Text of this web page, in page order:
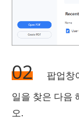
02
팝업창
일을 찾은 다음
오.